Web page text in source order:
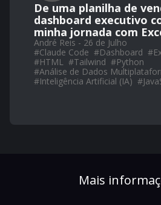
De uma planilha de
dashboard executivo
minha jornada com
André Reis - 26 de Julho
#Claude Code #Dashboard #
#HTML #Tailwind #Python
#Análise de Dados
#Inteligência Artificial (IA) #
Mais